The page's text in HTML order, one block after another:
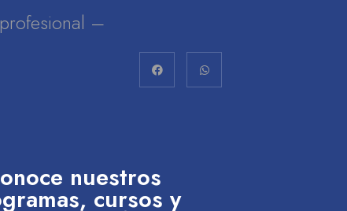
–
nuestros
cursos y